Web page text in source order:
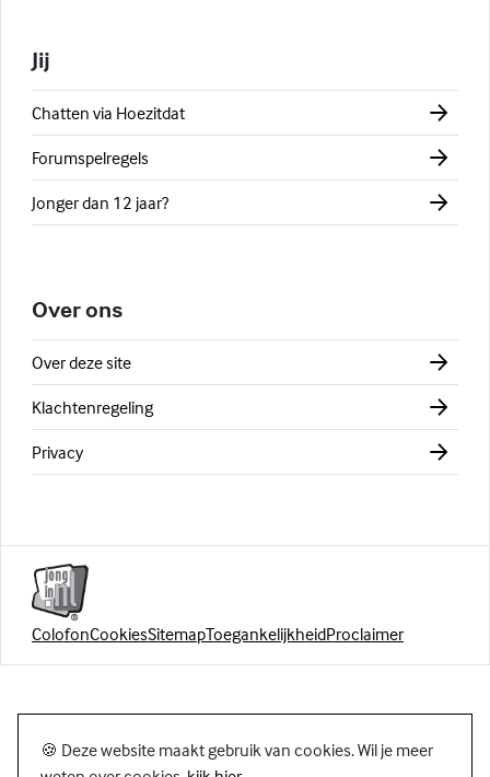
Jij
Chatten via Hoezitdat
Forumspelregels
Jonger dan 12 jaar?
Over ons
Over deze site
Klachtenregeling
Privacy
ColofonCookiesSitemapToegankelijkheidProclaimer
🍪 Deze website maakt gebruik van cookies. Wil je meer